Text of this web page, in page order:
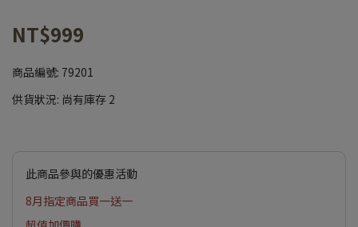
NT$999
商品編號: 79201
供貨狀況: 尚有庫存 2
此商品參與的優惠活動
8月指定商品買一送一